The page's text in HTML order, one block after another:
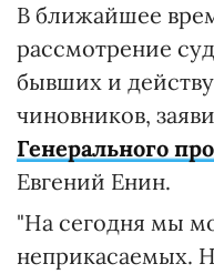
В ближайшее
рассмотрение
бывших и
чиновников,
Генерального
Евгений Енин.
"На сегодня мы
неприкасаемых.